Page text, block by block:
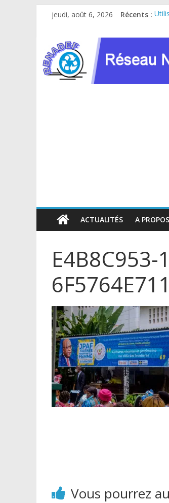
Passerjeudi, août 6, 2026 Récents :
ACTUALITÉS A PROPOS
E4B8C953-
Vous pourrez